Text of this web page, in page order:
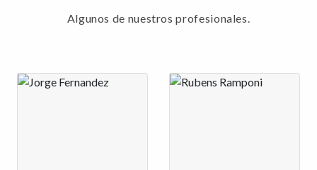
Algunos de nuestros profesionales.